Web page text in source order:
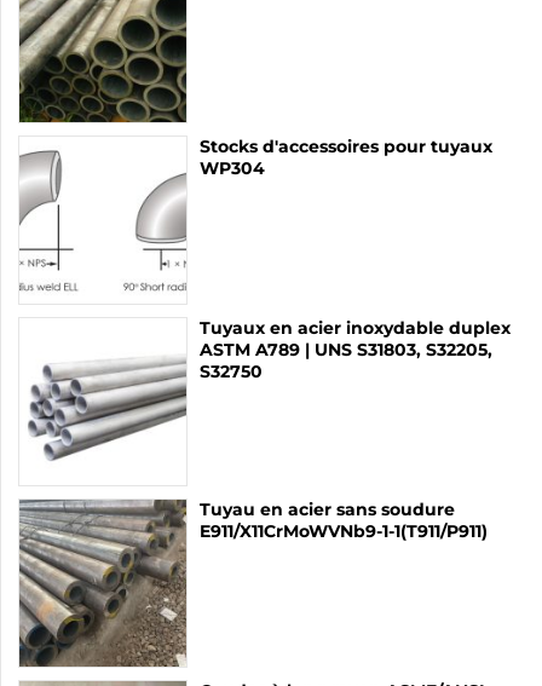
Stocks d'accessoires pour tuyaux
WP304
Tuyaux en acier inoxydable duplex
ASTM A789 | UNS S31803, S32205,
S32750
Tuyau en acier sans soudure
E911/X11CrMoWVNb9-1-1(T911/P911)